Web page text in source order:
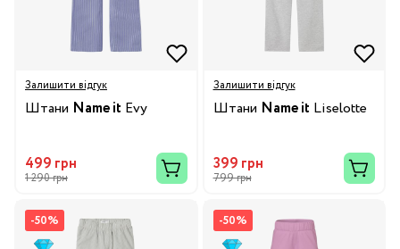
Залишити відгук
Штани Name it Evy
499 грн
1 290 грн
Залишити відгук
Штани Name it Liselotte
399 грн
799 грн
-50% -50%